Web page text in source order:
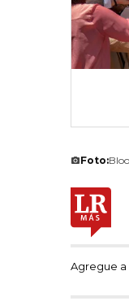
Foto:
Agregue a